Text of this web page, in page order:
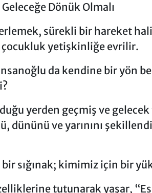
Dönük Olmalı
sürekli bir hareket hali
çocukluk yetişkinliğe evrilir.
da kendine bir yön
yerden geçmiş ve
dününü ve yarınını
sığınak; kimimiz için bir
tutunarak yaşar,